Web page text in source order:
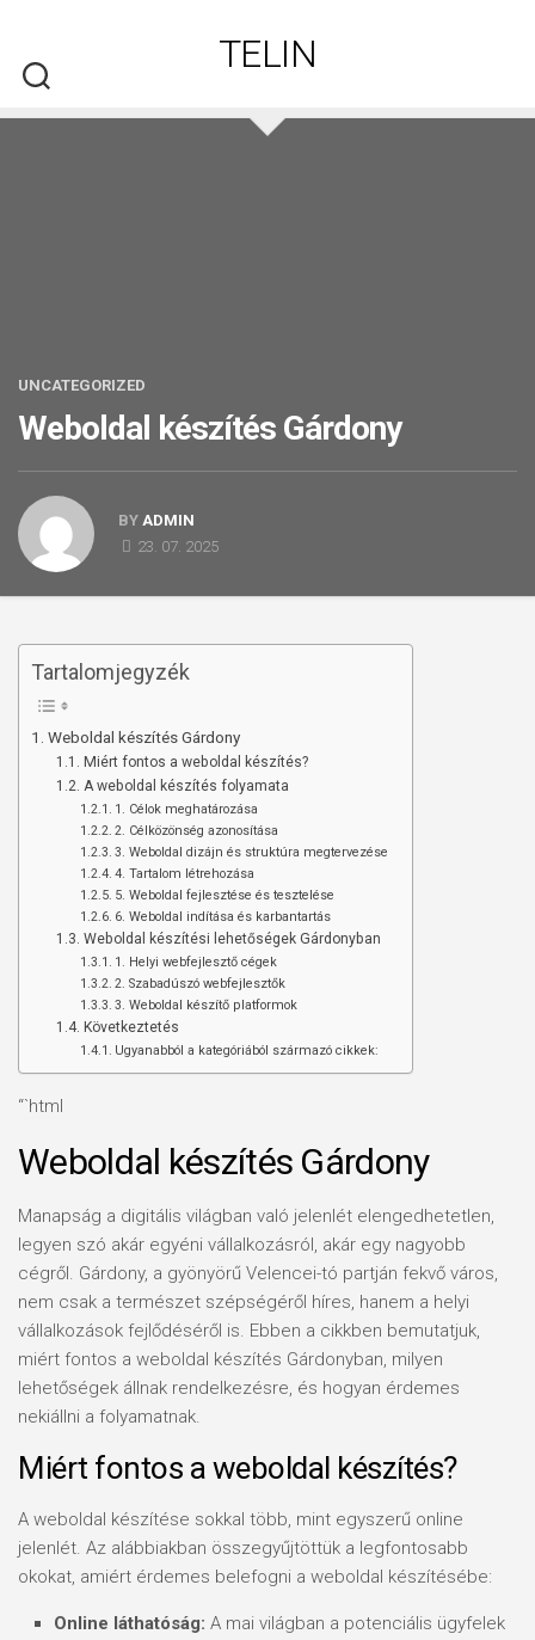
content
TELIN
UNCATEGORIZED
Weboldal készítés​ Gárdony
BY ADMIN
23. 07. 2025
Tartalomjegyzék
Weboldal készítés Gárdony
Miért fontos a weboldal készítés?
A weboldal készítés folyamata
1. Célok meghatározása
2. Célközönség azonosítása
3. Weboldal dizájn és struktúra megtervezése
4. Tartalom létrehozása
5. Weboldal fejlesztése és tesztelése
6. Weboldal indítása és karbantartás
Weboldal készítési lehetőségek Gárdonyban
1. Helyi webfejlesztő cégek
2. Szabadúszó webfejlesztők
3. Weboldal készítő platformok
Következtetés
Ugyanabból a kategóriából származó cikkek:
“`html
Weboldal készítés Gárdony
Manapság a digitális világban való jelenlét elengedhetetlen,
legyen szó akár egyéni vállalkozásról, akár egy nagyobb
cégről. Gárdony, a gyönyörű Velencei-tó partján fekvő város,
nem csak a természet szépségéről híres, hanem a helyi
vállalkozások fejlődéséről is. Ebben a cikkben bemutatjuk,
miért fontos a weboldal készítés Gárdonyban, milyen
lehetőségek állnak rendelkezésre, és hogyan érdemes
nekiállni a folyamatnak.
Miért fontos a weboldal készítés?
A weboldal készítése sokkal több, mint egyszerű online
jelenlét. Az alábbiakban összegyűjtöttük a legfontosabb
okokat, amiért érdemes belefogni a weboldal készítésébe:
Online láthatóság: A mai világban a potenciális ügyfelek